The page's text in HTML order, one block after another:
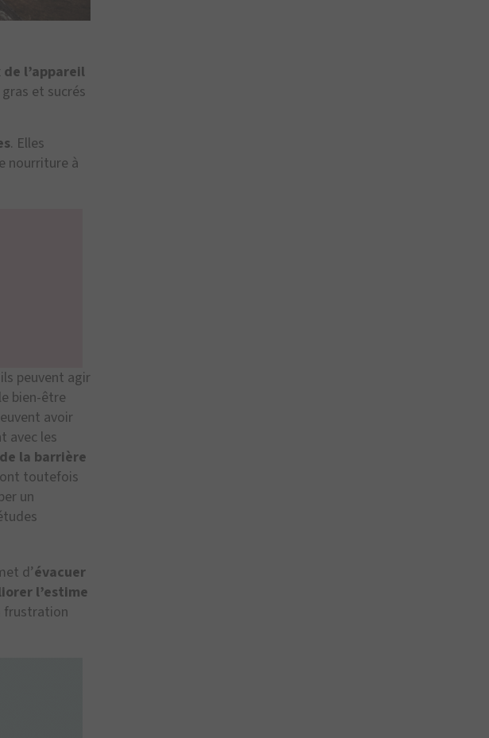
l’appareil
gras et sucrés
. Elles
nourriture à
peuvent agir
bien-être
avoir
avec les
la barrière
toutefois
un
d’évacuer
l’estime
frustration